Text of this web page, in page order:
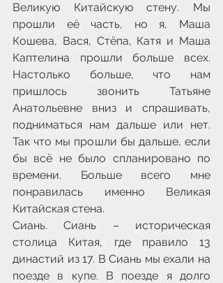
Великую Китайскую стену. Мы
прошли её часть, но я, Маша
Кошева, Вася, Стёпа, Катя и Маша
Каптелина прошли больше всех.
Настолько больше, что нам
пришлось звонить Татьяне
Анатольевне вниз и спрашивать,
подниматься нам дальше или нет.
Так что мы прошли бы дальше, если
бы всё не было спланировано по
времени. Больше всего мне
понравилась именно Великая
Китайская стена.
Сиань. Сиань – историческая
столица Китая, где правило 13
династий из 17. В Сиань мы ехали на
поезде в купе. В поезде я долго